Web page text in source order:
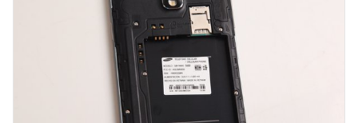
Annuler Publier un commentaire